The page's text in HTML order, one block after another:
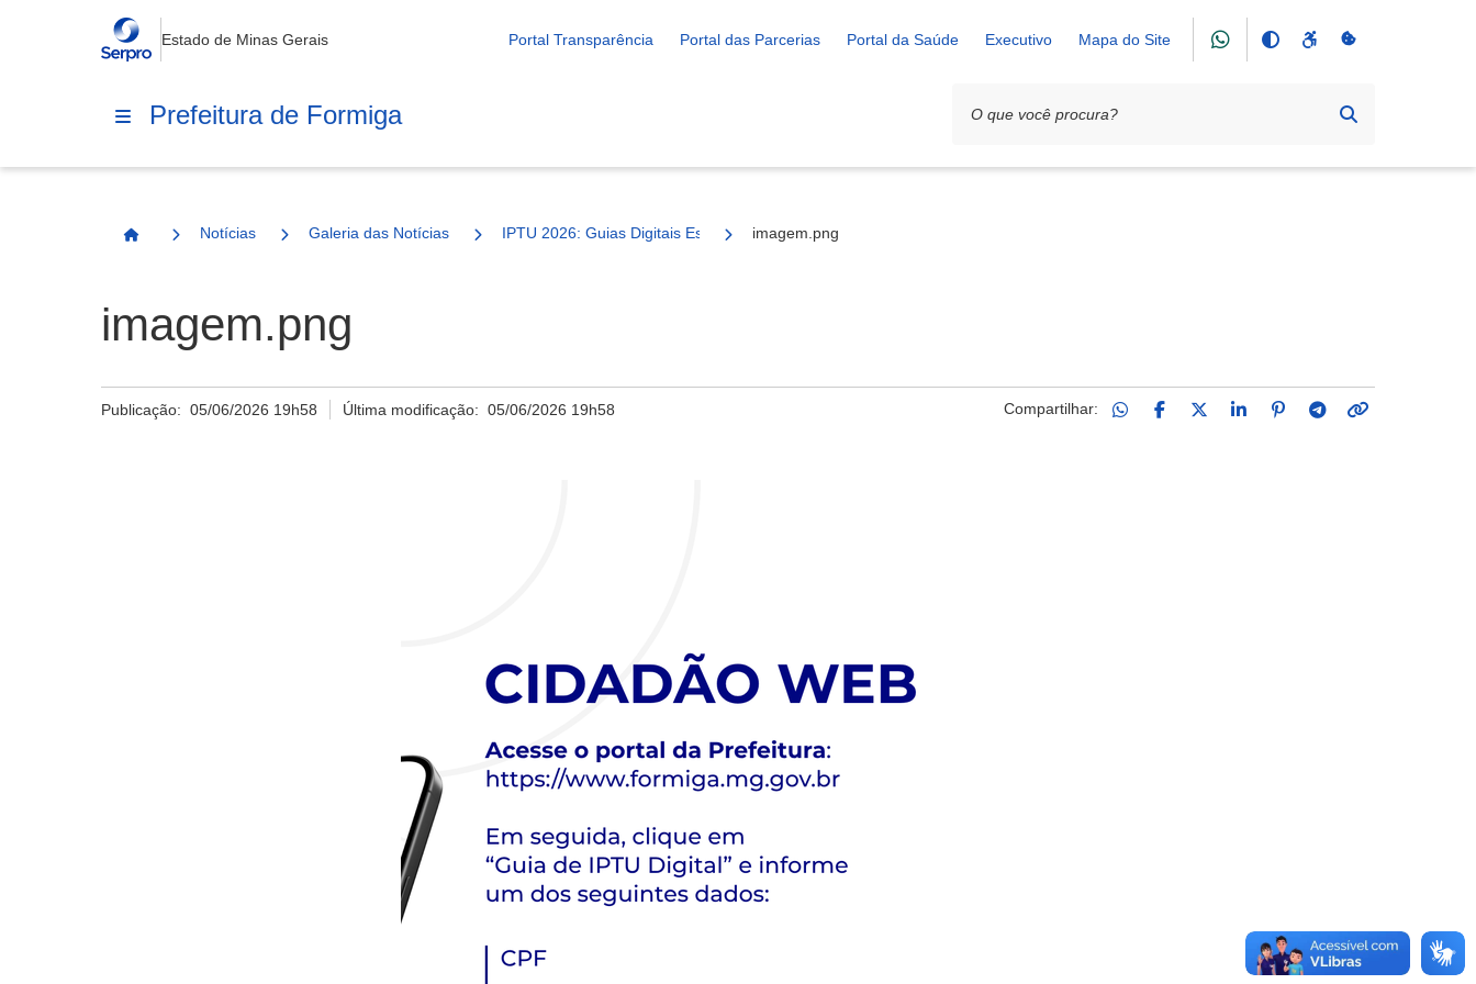
Estado de Minas Gerais Portal Transparência Portal das Parcerias Portal da Saúde Executivo Mapa do Site
Prefeitura de Formiga
Página Inicial
Notícias Galeria das Notícias IPTU 2026: Guias Digitais Estarão Disponíveis a Partir de 15 de Maio
imagem.png
imagem.png
Publicação: 05/06/2026 19h58 Última modificação:05/06/2026 19h58 Compartilhar: